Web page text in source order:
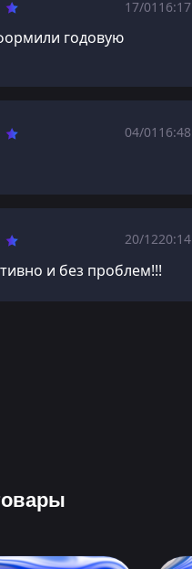
17/01 16:17
годовую
04/01 16:48
20/1220:14
и без проблем!!!